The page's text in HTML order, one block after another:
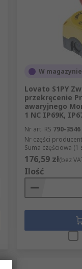
W magazynie
Lovato S1PY
przekręcenie
awaryjnego
1 NC IP69K,
Nr art. RS 790-3546
Nr części
Suma częściowa (1
176,59 zł(bez
Ilość